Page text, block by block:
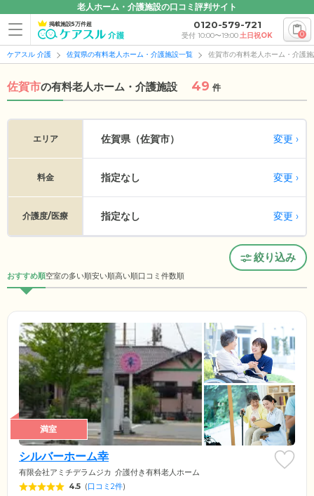
老人ホーム・介護施設の口コミ評判サイト
掲載施設5万件超 0120-579-721
受付 10:00〜19:00土日祝OK 0
ケアスル 介護 佐賀県の有料老人ホーム・介護施設一覧 佐賀市の有料老人ホーム・介護
佐賀市の有料老人ホーム・介護施設 49 件
エリア 佐賀県（佐賀市） 変更
料金 指定なし 変更
介護度/医療 指定なし 変更
絞り込み
おすすめ順空室の多い順安い順高い順口コミ件数順
満室
シルバーホーム幸
有限会社アミチデラムジカ 介護付き有料老人ホーム
4.5 (口コミ2件)